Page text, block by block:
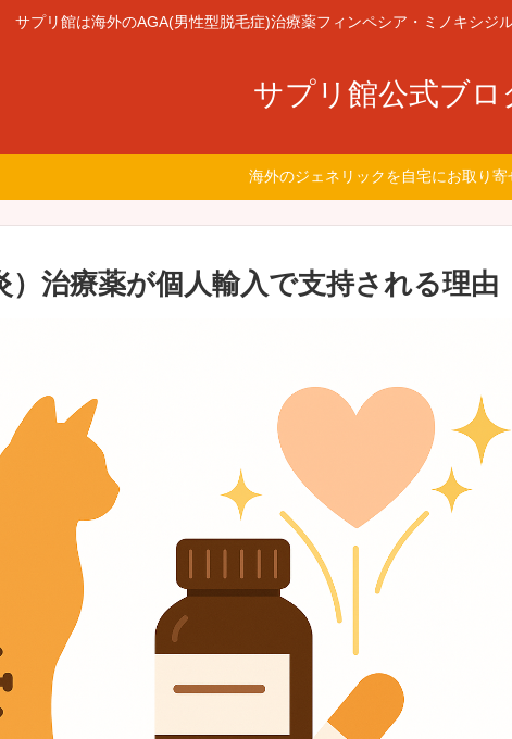
サプリ館は海外のAGA(男性型脱毛症)治療薬フィンペシア・ミノキシジ
サプリ館公式ブロ
海外のジェネリックを自宅にお取り寄
）治療薬が個人輸入で支持される理由